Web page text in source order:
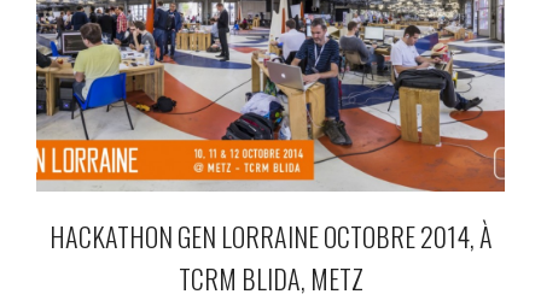
HACKATHON GEN LORRAINE OCTOBRE 2014, À
TCRM BLIDA, METZ